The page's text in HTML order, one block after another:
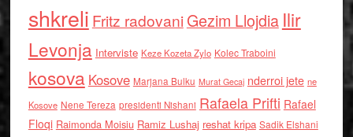
shkreli Fritz radovaniGezim Llojdia Ilir
Levonja Interviste Keze Kozeta Zylo Kolec Traboini
kosova Kosove Marjana Bulku Murat Gecaj nderroi jete ne
Kosove Nene Tereza presidenti Nishani Rafaela Prifti Rafael
Floqi Raimonda Moisiu Ramiz Lushaj reshat kripa Sadik Elshani